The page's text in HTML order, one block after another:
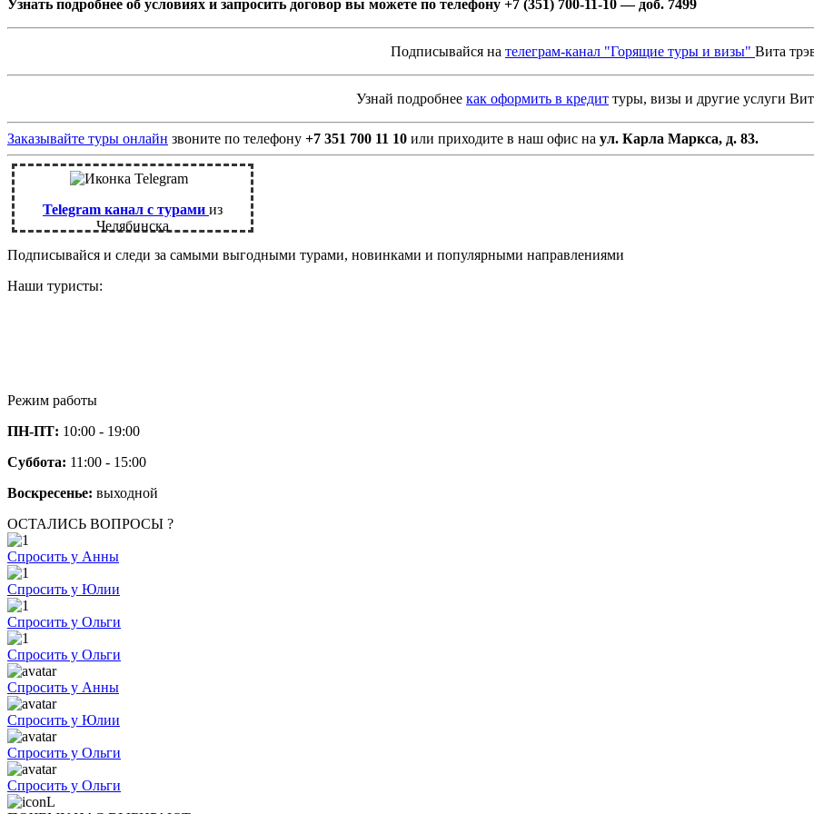
Узнать подробнее об условиях и запросить договор вы можете по телефону +7 (351) 700-11-10 — доб. 7499
Подписывайся на телеграм-канал "Горящие туры и визы" Вита
Узнай подробнее как оформить в кредит туры, визы и другие услуги
Заказывайте туры онлайн звоните по телефону +7 351 700 11 10 или приходите в наш офис на ул. Карла Маркса, д. 83.
Telegram канал с турами из
Челябинска
Подписывайся и следи за самыми выгодными турами, новинками и популярными направлениями
Наши туристы:
Режим работы
ПН-ПТ: 10:00 - 19:00
Суббота: 11:00 - 15:00
Воскресенье: выходной
ОСТАЛИСЬ ВОПРОСЫ ?
Спросить у Анны
Спросить у Юлии
Спросить у Ольги
Спросить у Ольги
Спросить у Анны
Спросить у Юлии
Спросить у Ольги
Спросить у Ольги